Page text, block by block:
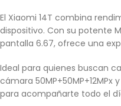
El Xiaomi 14T combina
dispositivo. Con su potente
pantalla 6.67, ofrece una
Ideal para quienes buscan
cámara
para acompañarte todo el